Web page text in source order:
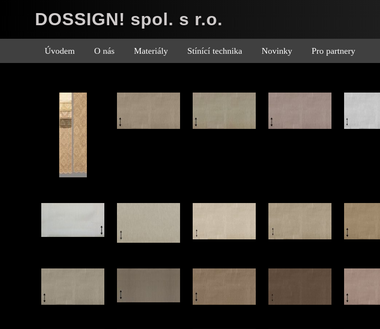
DOSSIGN! spol. s r.o.
Úvodem O nás Materiály Stínící technika Novinky Pro partnery